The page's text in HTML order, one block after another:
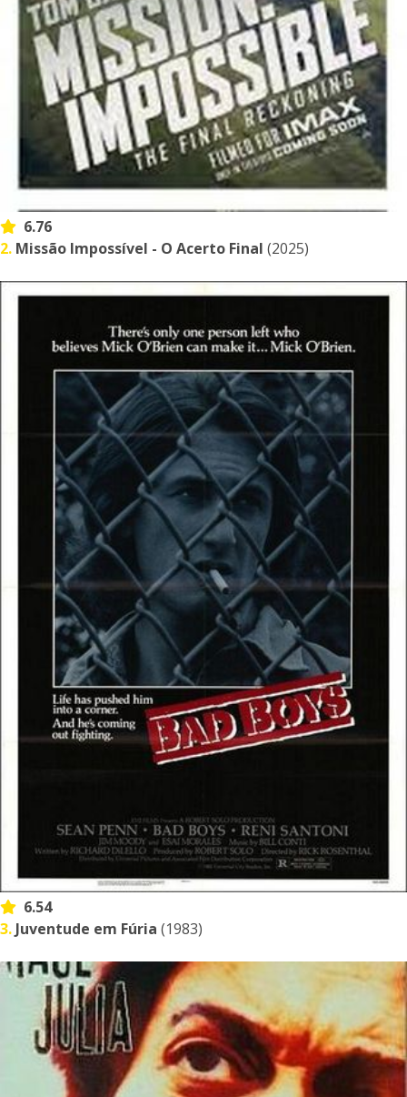
6.76
2. Missão Impossível - O Acerto Final (2025)
6.54
3. Juventude em Fúria (1983)